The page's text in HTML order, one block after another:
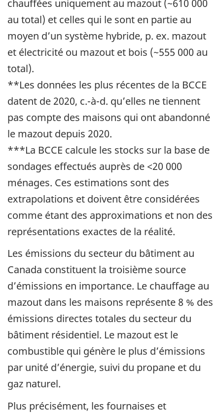
chauffées uniquement au mazout (~610 000
au total) et celles qui le sont en partie au
moyen d’un système hybride, p. ex. mazout
et électricité ou mazout et bois (~555 000 au
total).
**Les données les plus récentes de la BCCE
datent de 2020, c.-à-d. qu’elles ne tiennent
pas compte des maisons qui ont abandonné
le mazout depuis 2020.
***La BCCE calcule les stocks sur la base de
sondages effectués auprès de <20 000
ménages. Ces estimations sont des
extrapolations et doivent être considérées
comme étant des approximations et non des
représentations exactes de la réalité.
Les émissions du secteur du bâtiment au
Canada constituent la troisième source
d’émissions en importance. Le chauffage au
mazout dans les maisons représente 8 % des
émissions directes totales du secteur du
bâtiment résidentiel. Le mazout est le
combustible qui génère le plus d’émissions
par unité d’énergie, suivi du propane et du
gaz naturel.
Plus précisément, les fournaises et